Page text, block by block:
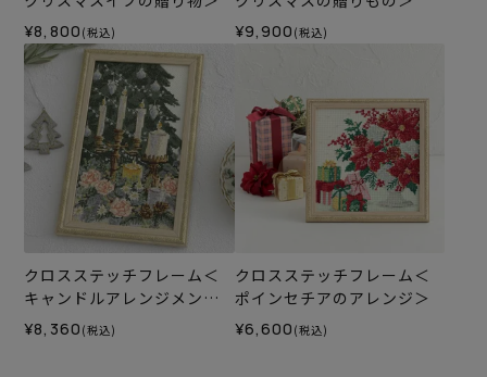
¥8,800 (税込) ¥9,900 (税込)
クロスステッチフレーム＜
キャンドルアレンジメント
＞
¥8,360 (税込)
クロスステッチフレーム＜
ポインセチアのアレンジ＞
¥6,600 (税込)